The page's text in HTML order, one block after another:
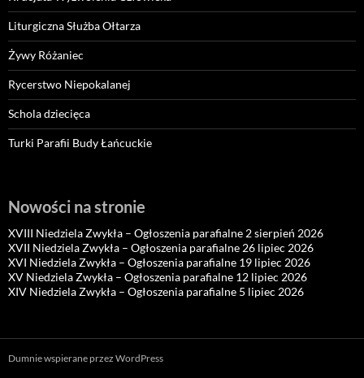
Liturgiczna Służba Ołtarza
Żywy Różaniec
Rycerstwo Niepokalanej
Schola dziecięca
Turki Parafii Budy Łańcuckie
Nowości na stronie
XVIII Niedziela Zwykła – Ogłoszenia parafialne 2 sierpień 2026
XVII Niedziela Zwykła – Ogłoszenia parafialne 26 lipiec 2026
XVI Niedziela Zwykła – Ogłoszenia parafialne 19 lipiec 2026
XV Niedziela Zwykła – Ogłoszenia parafialne 12 lipiec 2026
XIV Niedziela Zwykła – Ogłoszenia parafialne 5 lipiec 2026
Dumnie wspierane przez WordPress